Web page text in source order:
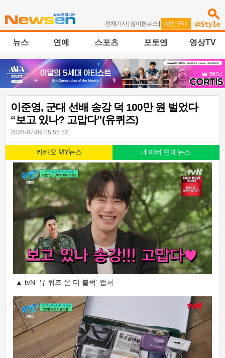
전체기사| 많이본뉴스 | 사진구매
뉴스 연예 스포츠 포토엔 영상TV
이준영, 군대 선배 송강 덕 100만 원 벌었다
“보고 있나? 고맙다”(유퀴즈)
2026-07-09 05:55:52
카카오 MY뉴스 네이버 연예뉴스
▲ tvN ‘유 퀴즈 온 더 블럭’ 캡처